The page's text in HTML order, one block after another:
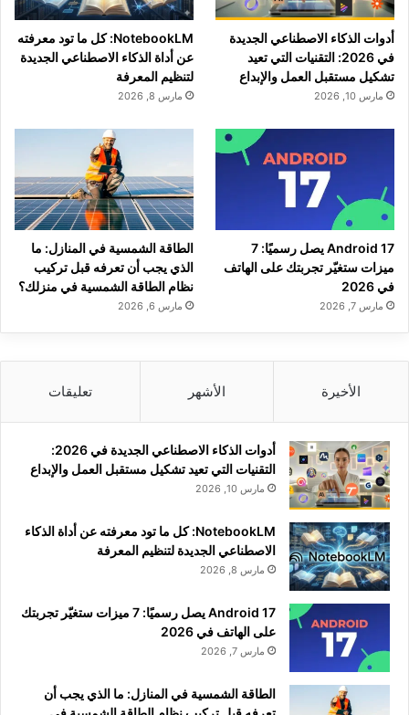
أدوات الذكاء الاصطناعي الجديدة
في 2026: التقنيات التي تعيد
تشكيل مستقبل العمل والإبداع
مارس 10, 2026
NotebookLM: كل ما تود معرفته
عن أداة الذكاء الاصطناعي الجديدة
لتنظيم المعرفة
مارس 8, 2026
Android 17 يصل رسميًا: 7
ميزات ستغيّر تجربتك على الهاتف
في 2026
مارس 7, 2026
الطاقة الشمسية في المنازل: ما
الذي يجب أن تعرفه قبل تركيب
نظام الطاقة الشمسية في منزلك؟
مارس 6, 2026
الأخيرة الأشهر تعليقات
أدوات الذكاء الاصطناعي الجديدة في 2026:
التقنيات التي تعيد تشكيل مستقبل العمل والإبداع
مارس 10, 2026
NotebookLM: كل ما تود معرفته عن أداة الذكاء
الاصطناعي الجديدة لتنظيم المعرفة
مارس 8, 2026
Android 17 يصل رسميًا: 7 ميزات ستغيّر تجربتك
على الهاتف في 2026
مارس 7, 2026
الطاقة الشمسية في المنازل: ما الذي يجب أن